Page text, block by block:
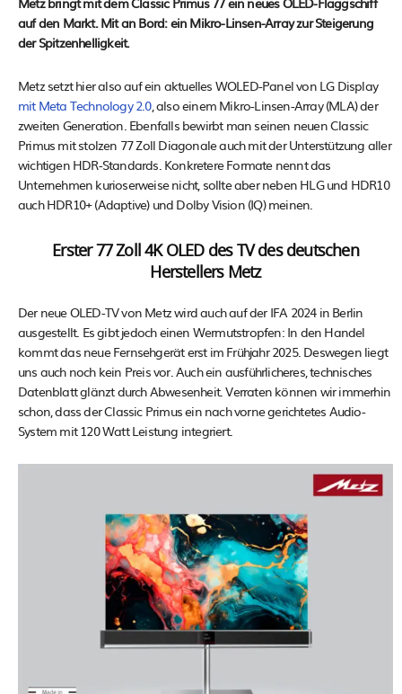
auf den Markt. Mit an Bord: ein Mikro-Linsen-Array zur Steigerung
der Spitzenhelligkeit.
Metz setzt hier also auf ein aktuelles WOLED-Panel von LG Display
mit Meta Technology 2.0, also einem Mikro-Linsen-Array (MLA) der
zweiten Generation. Ebenfalls bewirbt man seinen neuen Classic
Primus mit stolzen 77 Zoll Diagonale auch mit der Unterstützung aller
wichtigen HDR-Standards. Konkretere Formate nennt das
Unternehmen kurioserweise nicht, sollte aber neben HLG und HDR10
auch HDR10+ (Adaptive) und Dolby Vision (IQ) meinen.
Erster 77 Zoll 4K OLED des TV des deutschen
Herstellers Metz
Der neue OLED-TV von Metz wird auch auf der IFA 2024 in Berlin
ausgestellt. Es gibt jedoch einen Wermutstropfen: In den Handel
kommt das neue Fernsehgerät erst im Frühjahr 2025. Deswegen liegt
uns auch noch kein Preis vor. Auch ein ausführlicheres, technisches
Datenblatt glänzt durch Abwesenheit. Verraten können wir immerhin
schon, dass der Classic Primus ein nach vorne gerichtetes Audio-
System mit 120 Watt Leistung integriert.